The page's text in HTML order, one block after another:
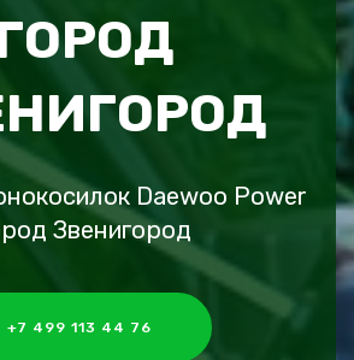
Daewoo Power
Звенигород
+7 499 113 44 76